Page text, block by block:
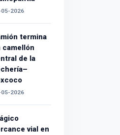
05-2026
termina
camellón
de la
05-2026
vial en